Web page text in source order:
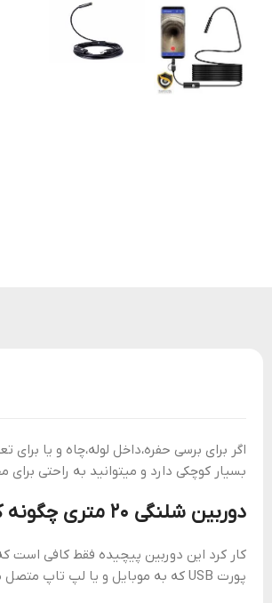
بسیار کوچکی دارد و میتوانید به راحتی
دوربین شلنگی 20 متری چگونه کار میکند؟
پورت USB که به موبایل و یا لپ تاپ متصل میشود تامین میگردد.